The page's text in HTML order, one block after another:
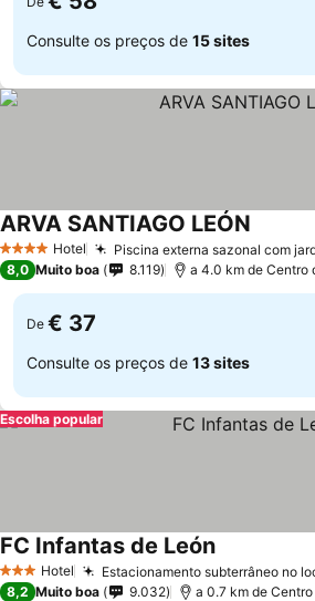
Consulte os preços de 15 sites
4 EstrelasHotel Piscina externa sazonal com
ARVA SANTIAGO LEÓN
8,0 Muito boa 8.119 a 4.0 km de Centro
De € 37
Consulte os preços de 13 sites
Escolha popular
3 EstrelasHotel Estacionamento subterrâneo no
FC Infantas de LeónVer preços
8,2 Muito boa 9.032 a 0.7 km de